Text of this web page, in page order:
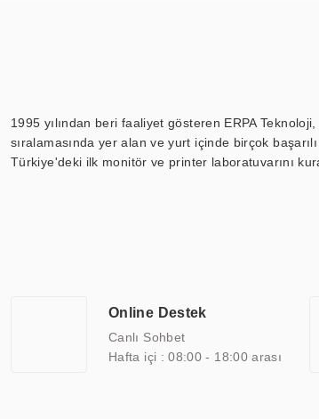
1995 yılından beri faaliyet gösteren ERPA
sıralamasında yer alan ve yurt içinde birçok
Türkiye'deki ilk monitör ve printer laboratuvarını
arasında yer almaktadır. ERPA Teknoloji,
yılların getirdiği bilgi ve tecrübe ile birleştiren
Online Destek
Canlı Sohbet
Hafta içi : 08:00 - 18:00 arası